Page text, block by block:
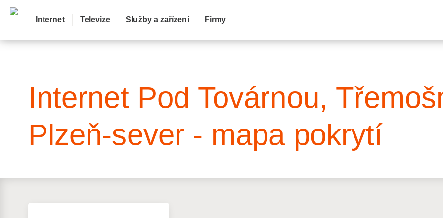
Internet Televize Služby a zařízení Firmy
Internet Pod Továrnou,
Plzeň-sever - mapa pokrytí
: Mapa pokrytí ulice